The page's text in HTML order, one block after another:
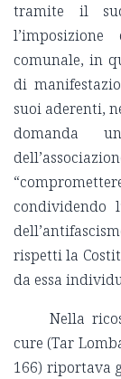
tramite il
comunale, in
di
suoi aderenti,
domanda
condividendo
rispetti la
da essa
Nella
cure (Tar
166) riportava